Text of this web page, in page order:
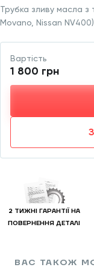
Трубка зливу масла з
Movano, Nissan
Вартість
1 800 грн
2 ТИЖНІ ГАРАНТІЇ НА
ПОВЕРНЕННЯ ДЕТАЛІ
ВАС ТАКОЖ